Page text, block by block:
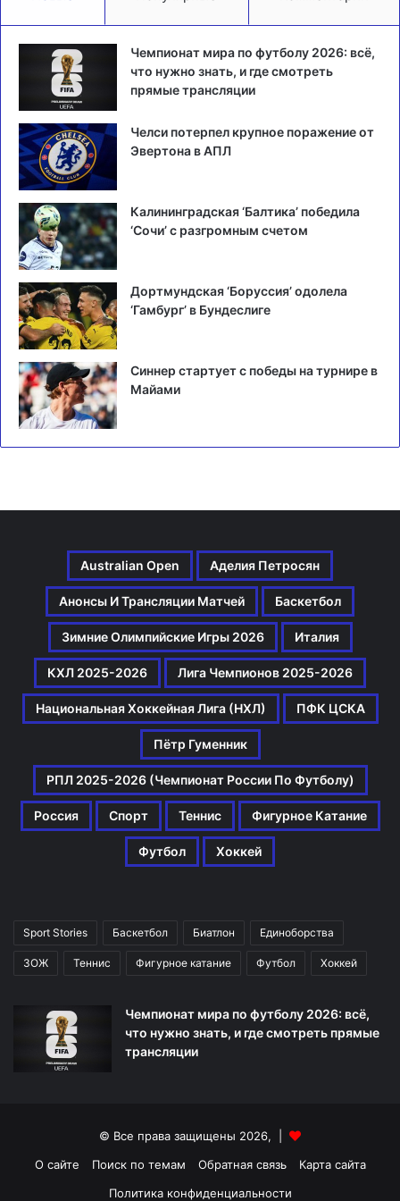
Чемпионат мира по футболу 2026: всё,
что нужно знать, и где смотреть
прямые трансляции
Челси потерпел крупное поражение от
Эвертона в АПЛ
Калининградская ‘Балтика’ победила
‘Сочи’ с разгромным счетом
Дортмундская ‘Боруссия’ одолела
‘Гамбург’ в Бундеслиге
Синнер стартует с победы на турнире в
Майами
Australian Open Аделия Петросян
Анонсы И Трансляции Матчей Баскетбол
Зимние Олимпийские Игры 2026 Италия
КХЛ 2025-2026 Лига Чемпионов 2025-2026
Национальная Хоккейная Лига (НХЛ) ПФК ЦСКА
Пётр Гуменник
РПЛ 2025-2026 (Чемпионат России По Футболу)
Россия Спорт Теннис Фигурное Катание
Футбол Хоккей
Sport Stories Баскетбол Биатлон Единоборства
ЗОЖ Теннис Фигурное катание Футбол Хоккей
Чемпионат мира по футболу 2026: всё,
что нужно знать, и где смотреть прямые
трансляции
© Все права защищены 2026, |
О сайте
Поиск по темам Обратная связь
Карта сайта
Политика конфиденциальности